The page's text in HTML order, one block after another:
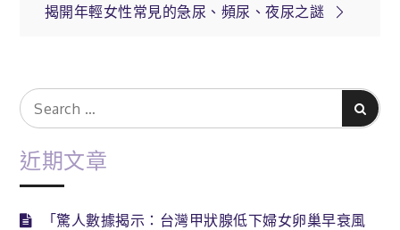
導
覽
揭開年輕女性常見的急尿、頻尿、夜尿之謎
Search
for:
Search
近期文章
「驚人數據揭示：台灣甲狀腺低下婦女卵巢早衰風